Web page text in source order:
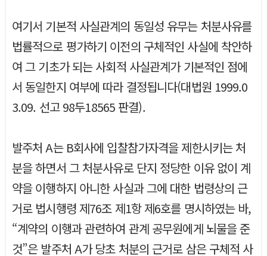
여기서 기본적 사실관계의 동일성 유무는 처분사유를
법률적으로 평가하기 이전의 구체적인 사실에 착안하
여 그 기초가 되는 사회적 사실관계가 기본적인 점에
서 동일한지 여부에 따라 결정됩니다(대법원 1999.0
3.09. 선고 98두18565 판결).
발주처 A는 B회사에 입찰참가자격을 제한시키는 처
분을 하면서 그 처분사유로 단지 정당한 이유 없이 계
약을 이행하지 아니한 사실과 그에 대한 법령상의 근
거로 법시행령 제76조 제1항 제6호를 명시하였는 바,
“계약의 이행과 관련하여 관계 공무원에게 뇌물을 준
것”은 발주처 A가 당초 처분의 근거로 삼은 구체적 사